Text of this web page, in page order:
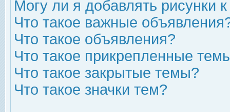
Могу ли я добавлять рисунки
Что такое важные
Что такое объявления?
Что такое прикрепленные
Что такое закрытые темы?
Что такое значки тем?